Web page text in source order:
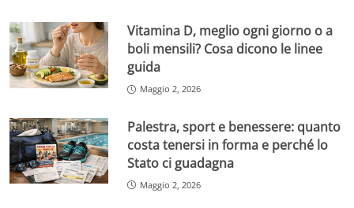
Vitamina D, meglio ogni giorno o a
boli mensili? Cosa dicono le linee
guida
Maggio 2, 2026
Palestra, sport e benessere: quanto
costa tenersi in forma e perché lo
Stato ci guadagna
Maggio 2, 2026